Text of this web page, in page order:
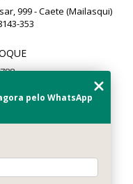
999 - Caete (Mailasqui)
353
pelo WhatsApp